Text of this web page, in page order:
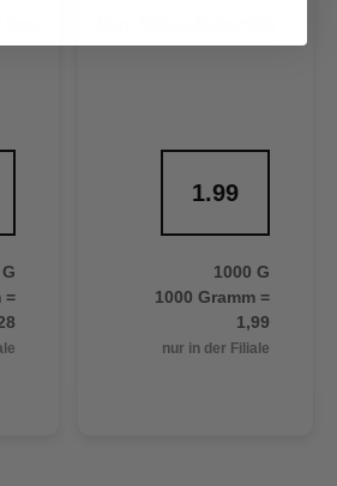
=
1.99
1000 G
1000 Gramm =
1,99
nur in der Filiale